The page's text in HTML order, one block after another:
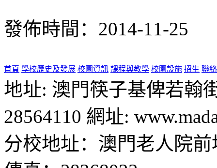
發佈時間：2014-11-25
首頁 學校歷史及發展 校園資訊 課程與教學 校園設施 招生 聯
地址: 澳門筷子基俾若翰
28564110 網址:
分校地址：澳門老人院